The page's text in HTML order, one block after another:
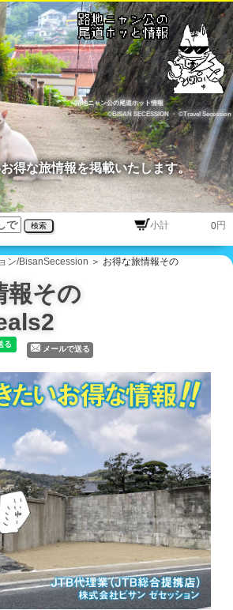
路地ニャン公の尾道ホット情報
©BISAN SECESSION
・©Travel Secession
検索 円
得な旅情報を掲載いたします。
ン/BisanSecession ＞ お得な旅情報その
報その
メールで送る